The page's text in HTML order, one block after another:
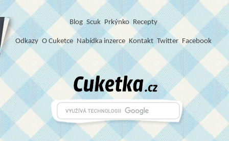
Blog Scuk Prkýnko Recepty
Odkazy O Cuketce Nabídka inzerce Kontakt Twitter Facebook